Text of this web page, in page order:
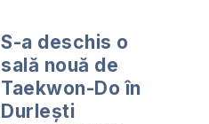
S-a deschis o
sală nouă de
Taekwon-Do în
Durlești